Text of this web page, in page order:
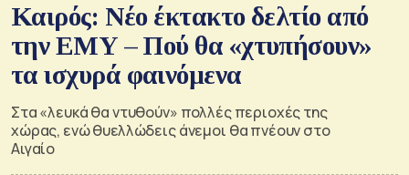
Καιρός: Νέο έκτακτο δελτίο από
την ΕΜΥ – Πού θα «χτυπήσουν»
τα ισχυρά φαινόμενα
Στα «λευκά θα ντυθούν» πολλές περιοχές της
χώρας, ενώ θυελλώδεις άνεμοι θα πνέουν στο
Αιγαίο